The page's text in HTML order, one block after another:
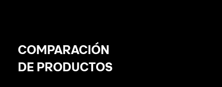
COMPARACIÓN
DE PRODUCTOS